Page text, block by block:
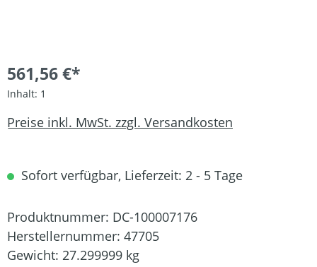
561,56 €*
Inhalt: 1
Preise inkl. MwSt. zzgl. Versandkosten
Sofort verfügbar, Lieferzeit: 2 - 5 Tage
Produktnummer: DC-100007176
Herstellernummer: 47705
Gewicht: 27.299999 kg